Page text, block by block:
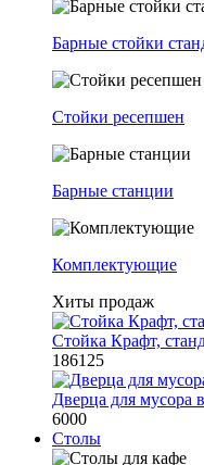
Барные стойки
Стойки ресепшен
Барные станции
Комплектующие
Хиты продаж
Стойка Крафт,
186125
Дверца для мусора
6000
Столы